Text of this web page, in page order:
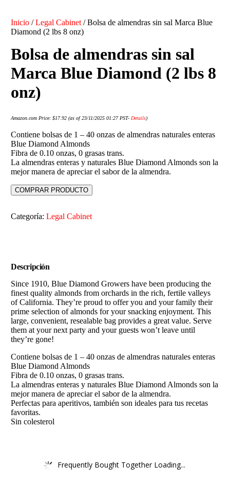
Inicio /Legal Cabinet / Bolsa de almendras sin sal Marca Blue
Diamond (2 lbs 8 onz)
Bolsa de almendras sin sal
Marca Blue Diamond (2 lbs 8
onz)
Amazon.com Price:$17.92 (as of 23/11/2025 01:27 PST-Details)
Contiene bolsas de 1 – 40 onzas de almendras naturales enteras
Blue Diamond Almonds
Fibra de 0.10 onzas, 0 grasas trans.
La almendras enteras y naturales Blue Diamond Almonds son la
mejor manera de apreciar el sabor de la almendra.
COMPRAR PRODUCTO
Categoría:Legal Cabinet
Descripción
Since 1910, Blue Diamond Growers have been producing the
finest quality almonds from orchards in the rich, fertile valleys
of California. They’re proud to offer you and your family their
prime selection of almonds for your snacking enjoyment. This
large, convenient, resealable bag provides a great value. Serve
them at your next party and your guests won’t leave until
they’re gone!
Contiene bolsas de 1 – 40 onzas de almendras naturales enteras
Blue Diamond Almonds
Fibra de 0.10 onzas, 0 grasas trans.
La almendras enteras y naturales Blue Diamond Almonds son la
mejor manera de apreciar el sabor de la almendra.
Perfectas para aperitivos, también son ideales para tus recetas
favoritas.
Sin colesterol
Frequently Bought Together Loading...